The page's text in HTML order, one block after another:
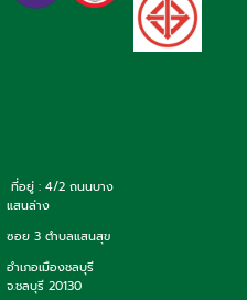
ที่อยู่ : 4/2 ถนนบาง
แสนล่าง
ซอย 3 ตำบลแสนสุข
อำเภอเมืองชลบุรี
จ.ชลบุรี 20130